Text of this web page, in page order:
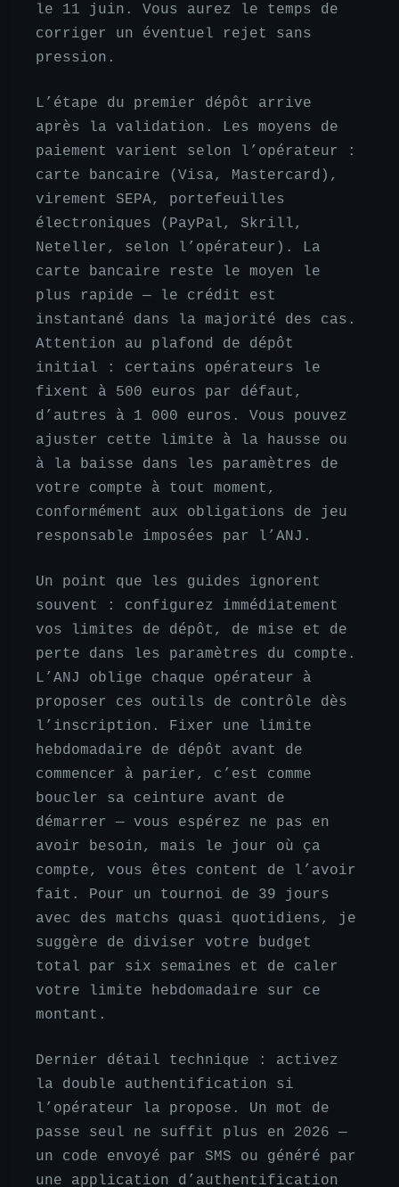
le 11 juin. Vous aurez le temps de
corriger un éventuel rejet sans
pression.
L’étape du premier dépôt arrive
après la validation. Les moyens de
paiement varient selon l’opérateur :
carte bancaire (Visa, Mastercard),
virement SEPA, portefeuilles
électroniques (PayPal, Skrill,
Neteller, selon l’opérateur). La
carte bancaire reste le moyen le
plus rapide — le crédit est
instantané dans la majorité des cas.
Attention au plafond de dépôt
initial : certains opérateurs le
fixent à 500 euros par défaut,
d’autres à 1 000 euros. Vous pouvez
ajuster cette limite à la hausse ou
à la baisse dans les paramètres de
votre compte à tout moment,
conformément aux obligations de jeu
responsable imposées par l’ANJ.
Un point que les guides ignorent
souvent : configurez immédiatement
vos limites de dépôt, de mise et de
perte dans les paramètres du compte.
L’ANJ oblige chaque opérateur à
proposer ces outils de contrôle dès
l’inscription. Fixer une limite
hebdomadaire de dépôt avant de
commencer à parier, c’est comme
boucler sa ceinture avant de
démarrer — vous espérez ne pas en
avoir besoin, mais le jour où ça
compte, vous êtes content de l’avoir
fait. Pour un tournoi de 39 jours
avec des matchs quasi quotidiens, je
suggère de diviser votre budget
total par six semaines et de caler
votre limite hebdomadaire sur ce
montant.
Dernier détail technique : activez
la double authentification si
l’opérateur la propose. Un mot de
passe seul ne suffit plus en 2026 —
un code envoyé par SMS ou généré par
une application d’authentification